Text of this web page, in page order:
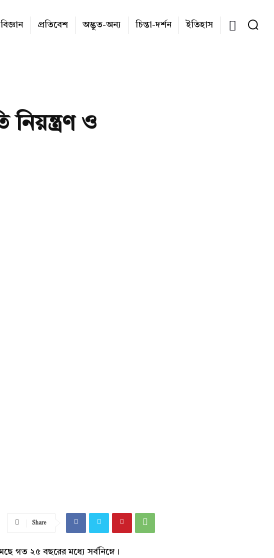
বিজ্ঞান প্রতিবেশ অদ্ভুত-অন্য চিন্তা-দর্শন ইতিহাস
নিয়ন্ত্রণ ও
Share
গত ২৫ বছরের মধ্যে সর্বনিম্নে।